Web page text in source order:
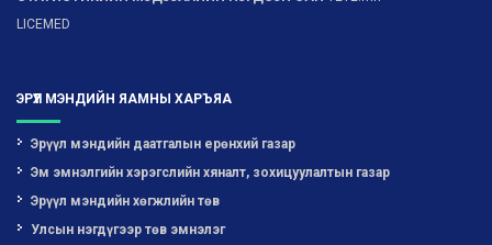
LICEMED
ЭРҮҮЛ МЭНДИЙН ЯАМНЫ ХАРЪЯА
Эрүүл мэндийн даатгалын ерөнхий газар
Эм эмнэлгийн хэрэгслийн хяналт, зохицуулалтын газар
Эрүүл мэндийн хөгжлийн төв
Улсын нэгдүгээр төв эмнэлэг